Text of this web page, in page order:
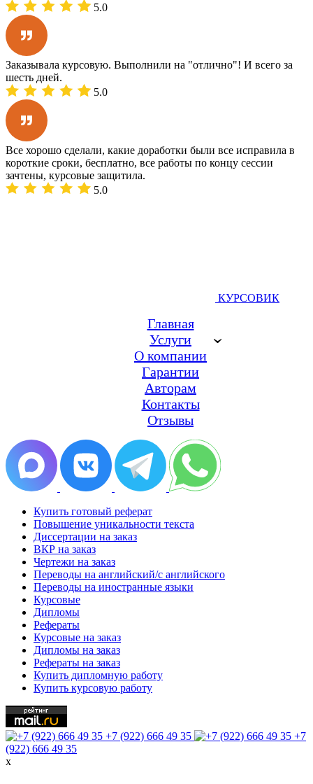
5.0
Заказывала курсовую. Выполнили на "отлично"! И всего за
шесть дней.
5.0
Все хорошо сделали, какие доработки были все исправила в
короткие сроки, бесплатно, все работы по концу сессии
зачтены, курсовые защитила.
5.0
КУРСОВИК
Главная
Услуги
О компании
Гарантии
Авторам
Контакты
Отзывы
Купить готовый реферат
Повышение уникальности текста
Диссертации на заказ
ВКР на заказ
Чертежи на заказ
Переводы на английский/с английского
Переводы на иностранные языки
Курсовые
Дипломы
Рефераты
Курсовые на заказ
Дипломы на заказ
Рефераты на заказ
Купить дипломную работу
Купить курсовую работу
+7 (922) 666 49 35
+7
(922) 666 49 35
х